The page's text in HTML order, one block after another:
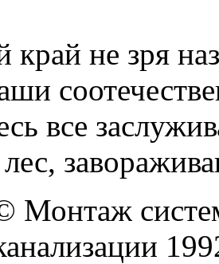
край не зря
все
Монтаж